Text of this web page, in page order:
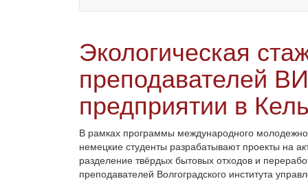
Экологическая
преподавателей
предприятии в
В рамках программы международного
немецкие студенты разрабатывают проекты на
разделение твёрдых бытовых отходов и
преподавателей Волгоградского института